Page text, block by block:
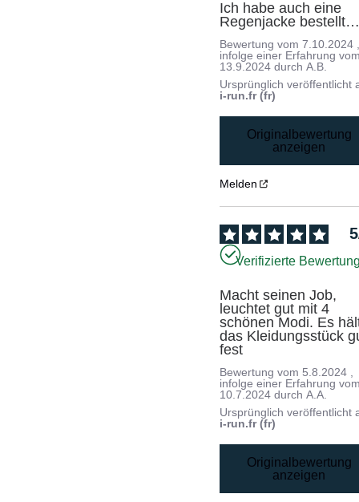
Ich habe auch eine
Regenjacke
Bewertung vom7.10.2024
infolge einer Erfahrung
13.9.2024 durchA.B.
Ursprünglich veröffentlicht
i-run.fr (fr)
Originalbewertung
anzeigen
Melden
5
Verifizierte
Macht seinen Job,
leuchtet gut mit 4
schönen Modi. Es
das Kleidungsstück
fest
Bewertung vom 5.8.2024 ,
infolge einer Erfahrung
10.7.2024 durchA.A.
Ursprünglich veröffentlicht
i-run.fr (fr)
Originalbewertung
anzeigen